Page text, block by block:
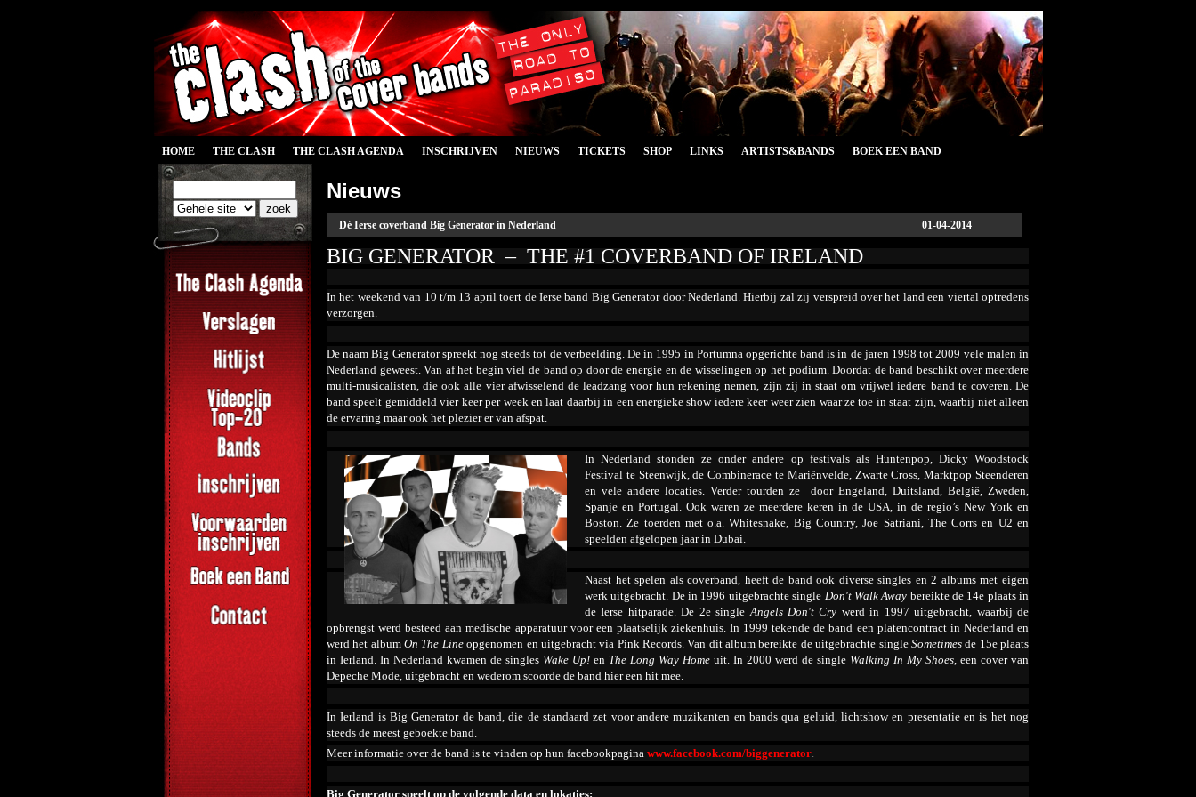
HOME THE CLASH THE CLASH AGENDA INSCHRIJVEN NIEUWS TICKETS SHOP LINKS ARTISTS&BANDS BOEK EEN BAND
Nieuws
Dé Ierse coverband Big Generator in Nederland 01-04-2014
BIG GENERATOR – THE #1 COVERBAND OF IRELAND
In het weekend van 10 t/m 13 april toert de Ierse band Big Generator door Nederland. Hierbij zal zij verspreid over het land een viertal optredens
verzorgen.
De naam Big Generator spreekt nog steeds tot de verbeelding. De in 1995 in Portumna opgerichte band is in de jaren 1998 tot 2009 vele malen in
Nederland geweest. Van af het begin viel de band op door de energie en de wisselingen op het podium. Doordat de band beschikt over meerdere
multi-musicalisten, die ook alle vier afwisselend de leadzang voor hun rekening nemen, zijn zij in staat om vrijwel iedere band te coveren. De
band speelt gemiddeld vier keer per week en laat daarbij in een energieke show iedere keer weer zien waar ze toe in staat zijn, waarbij niet alleen
de ervaring maar ook het plezier er van afspat.
In Nederland stonden ze onder andere op festivals als Huntenpop, Dicky Woodstock
Festival te Steenwijk, de Combinerace te Mariënvelde, Zwarte Cross, Marktpop Steenderen
en vele andere locaties. Verder tourden ze door Engeland, Duitsland, België, Zweden,
Spanje en Portugal. Ook waren ze meerdere keren in de USA, in de regio’s New York en
Boston. Ze toerden met o.a. Whitesnake, Big Country, Joe Satriani, The Corrs en U2 en
speelden afgelopen jaar in Dubai.
Naast het spelen als coverband, heeft de band ook diverse singles en 2 albums met eigen
werk uitgebracht. De in 1996 uitgebrachte single Don't Walk Away bereikte de 14e plaats in
de Ierse hitparade. De 2esingleAngels Don't Cry werd in 1997 uitgebracht, waarbij de
opbrengst werd besteed aan medische apparatuur voor een plaatselijk ziekenhuis. In 1999 tekende de band een platencontract in Nederland en
werd het albumOn The Lineopgenomen en uitgebracht via Pink Records. Van dit album bereikte de uitgebrachte single Sometimesde 15eplaats
in Ierland. In Nederland kwamen de singles Wake Up! en The Long Way Home uit. In 2000 werd de single Walking In My Shoes, een cover van
Depeche Mode, uitgebracht en wederom scoorde de band hier een hit mee.
In Ierland is Big Generator de band, die de standaard zet voor andere muzikanten en bands qua geluid, lichtshow en presentatie en is het nog
steeds de meest geboekte band.
Meer informatie over de band is te vinden op hun facebookpagina www.facebook.com/biggenerator.
Big Generator speelt op de volgende data en lokaties: